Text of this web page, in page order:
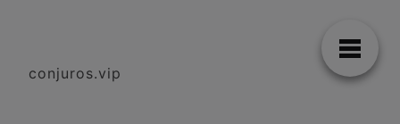
conjuros.vip